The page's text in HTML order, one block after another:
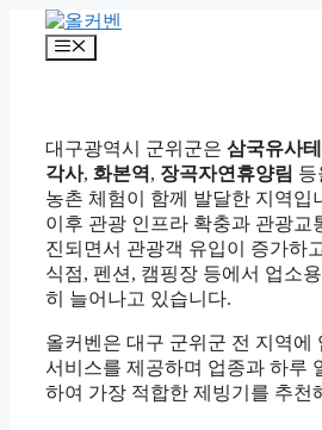
메
대구광역시 군위군은 삼국유사
각사, 화본역 , 장곡자연휴양림 등
농촌 체험이 함께 발달한 지역입
이후 관광 인프라 확충과 관광교
진되면서 관광객 유입이 증가하
식점, 펜션, 캠핑장 등에서 업소
히 늘어나고 있습니다.
올커벤은 대구 군위군 전 지역에
서비스를 제공하며 업종과 하루
하여 가장 적합한 제빙기를 추천